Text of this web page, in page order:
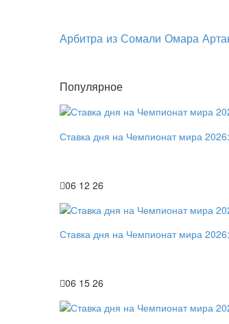
Арбитра из Сомали Омара
Популярное
Ставка дня на Чемпионат мира
06 12 26
Ставка дня на Чемпионат мира
06 15 26